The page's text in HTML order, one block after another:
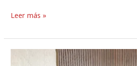
Leer más »